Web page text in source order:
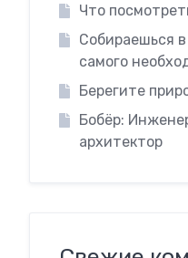
Что
Собираешься
самого
Берегите
Бобёр:
архитектор